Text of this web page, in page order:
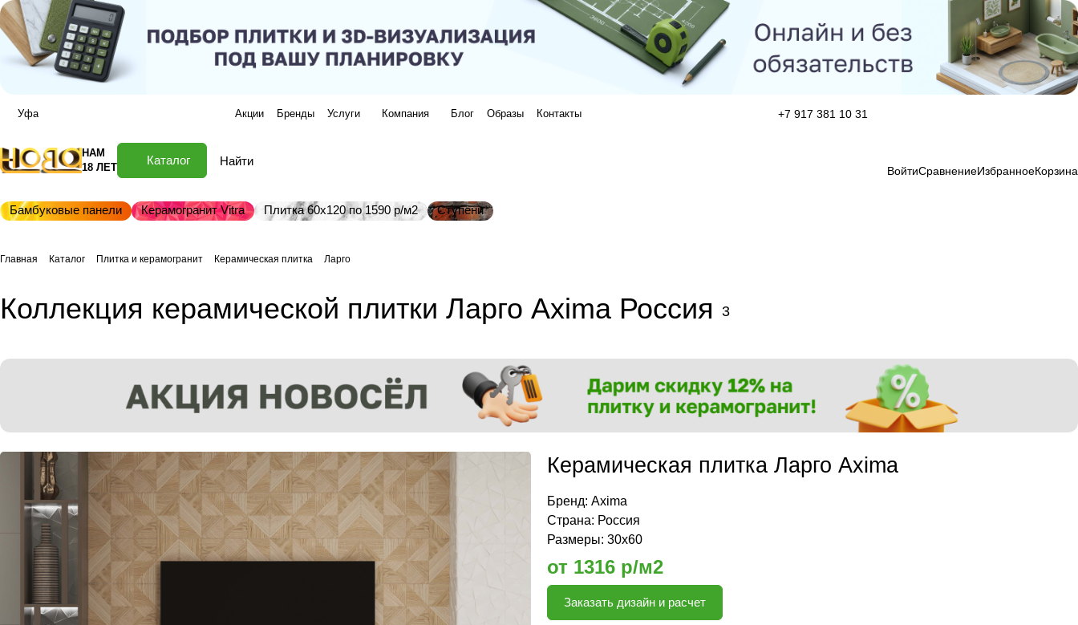
Уфа Акции Бренды Услуги Компания Блог Образы Контакты +7 917 381 10 31
НАМ
18 ЛЕТ
Каталог
ВойтиСравнениеИзбранноеКорзина
Бамбуковые панели Керамогранит Vitra Плитка 60х120 по 1590 р/м2 Ступени
Главная Каталог Плитка и керамогранит Керамическая плитка Ларго
Коллекция керамической плитки Ларго Axima Россия 3
Керамическая плитка Ларго Axima
Бренд: Axima
Страна: Россия
Размеры: 30х60
от 1316 р/м2
Заказать дизайн и расчет